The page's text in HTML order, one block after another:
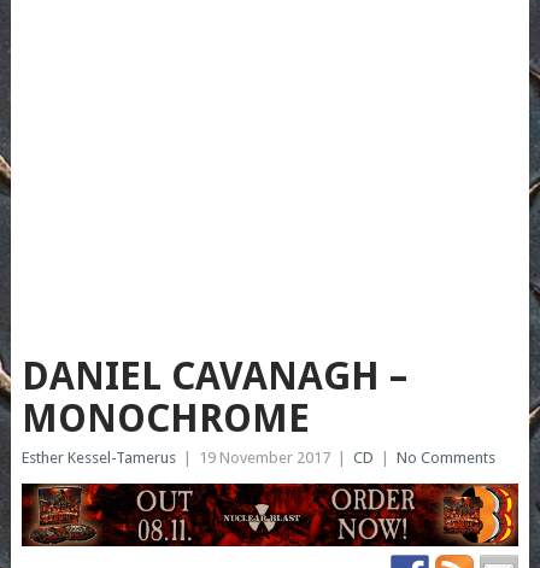
DANIEL CAVANAGH –
MONOCHROME
Esther Kessel-Tamerus 19 November 2017 CD No Comments